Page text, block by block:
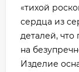
«тихой
сердца из
деталей, что
на
Изделие